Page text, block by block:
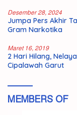
Desember 28, 2024
Jumpa Pers Akhir
Gram Narkotika
Maret 16, 2019
2 Hari Hilang,
Cipalawah Garut
MEMBERS OF